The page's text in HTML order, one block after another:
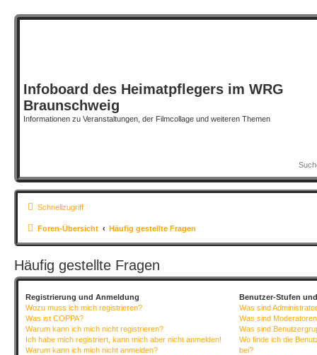
Infoboard des Heimatpflegers im WRG
Braunschweig
Informationen zu Veranstaltungen, der Filmcollage und weiteren Themen
Schnellzugriff
Foren-Übersicht Häufig gestellte Fragen
Häufig gestellte Fragen
Registrierung und Anmeldung
Wozu muss ich mich registrieren?
Was ist COPPA?
Warum kann ich mich nicht registrieren?
Ich habe mich registriert, kann mich aber nicht anmelden!
Warum kann ich mich nicht anmelden?
Benutzer-Stufen
Was sind
Was sind
Was sind
Wo finde ich die
bei?